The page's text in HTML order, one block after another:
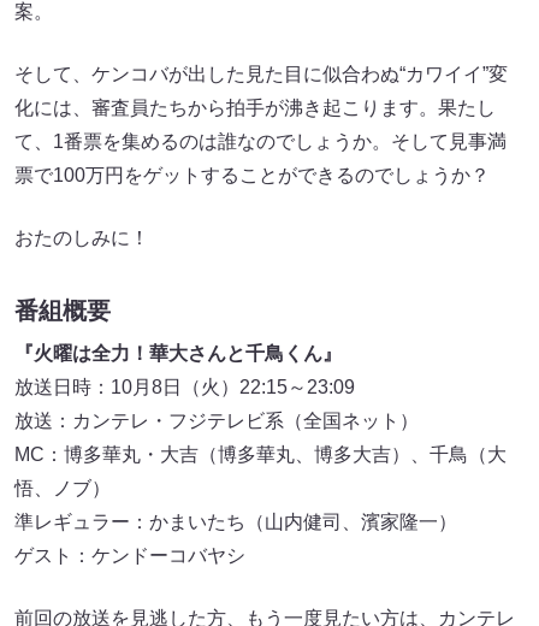
案。
そして、ケンコバが出した見た目に似合わぬ“カワイイ”変
化には、審査員たちから拍手が沸き起こります。果たし
て、1番票を集めるのは誰なのでしょうか。そして見事満
票で100万円をゲットすることができるのでしょうか？
おたのしみに！
番組概要
『火曜は全力！華大さんと千鳥くん』
放送日時：10月8日（火）22:15～23:09
放送：カンテレ・フジテレビ系（全国ネット）
MC：博多華丸・大吉（博多華丸、博多大吉）、千鳥（大
悟、ノブ）
準レギュラー：かまいたち（山内健司、濱家隆一）
ゲスト：ケンドーコバヤシ
前回の放送を見逃した方、もう一度見たい方は、カンテレ